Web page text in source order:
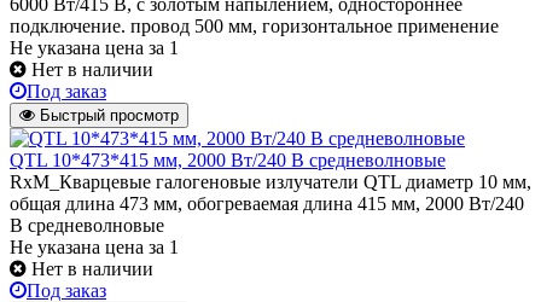
подключение. провод 500 мм, горизонтальное применение
Не указана цена за 1
Нет в наличии
Под заказ
Быстрый просмотр
QTL 10*473*415 мм, 2000 Вт/240 В средневолновые
RxM_Кварцевые галогеновые излучатели QТL диаметр 10 мм,
общая длина 473 мм, обогреваемая длина 415 мм, 2000 Вт/240
В средневолновые
Не указана цена за 1
Нет в наличии
Под заказ